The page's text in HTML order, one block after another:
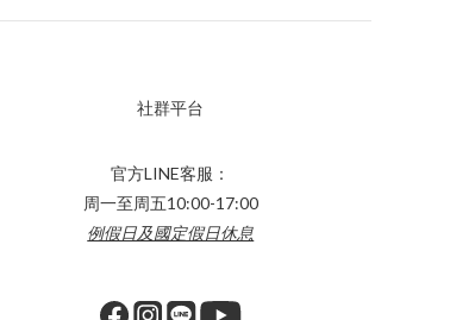
社群平台
官方LINE客服：
周一至周五10:00-17:00
例假日及國定假日休息